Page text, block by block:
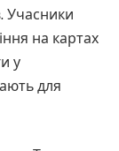
Учасники
на картах
у
для